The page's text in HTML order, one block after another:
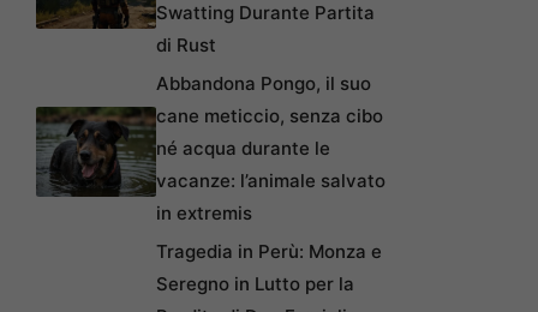
Swatting Durante Partita
di Rust
Abbandona Pongo, il suo
cane meticcio, senza cibo
né acqua durante le
vacanze: l’animale salvato
in extremis
Tragedia in Perù: Monza e
Seregno in Lutto per la